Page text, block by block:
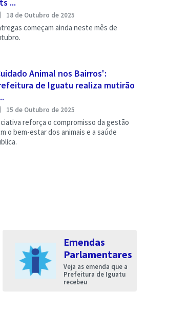
18 de Outubro de 2025
começam ainda neste mês de
Animal nos Bairros':
de Iguatu realiza mutirão
15 de Outubro de 2025
reforça o compromisso da gestão
o bem-estar dos animais e a saúde
Emendas
Parlamentares
Veja as emenda que a
Prefeitura de Iguatu
recebeu